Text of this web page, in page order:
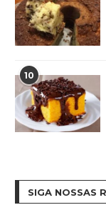
10
SIGA NOSSAS